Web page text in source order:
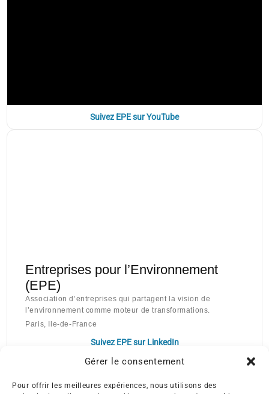
Gérer le consentement
Pour offrir les meilleures expériences, nous utilisons des
Suivez EPE sur YouTube
Entreprises pour l’Environnement
(EPE)
Association d’entreprises qui partagent la vision de
l’environnement comme moteur de transformations.
Paris, Ile-de-France
Suivez EPE sur LinkedIn